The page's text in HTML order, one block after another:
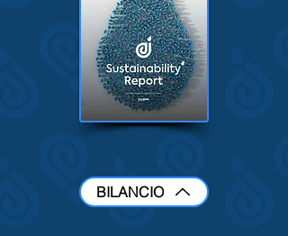
BILANCIO